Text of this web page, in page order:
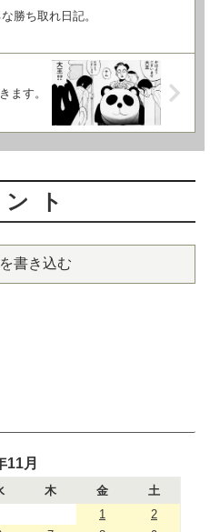
勝ち取れ日記。
ます。
ト
書き込む
11月
木 金
土
1
2